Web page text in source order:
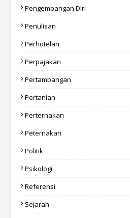
Pengembangan Diri
Penulisan
Perhotelan
Perpajakan
Pertambangan
Pertanian
Perternakan
Peternakan
Politik
Psikologi
Referensi
Sejarah